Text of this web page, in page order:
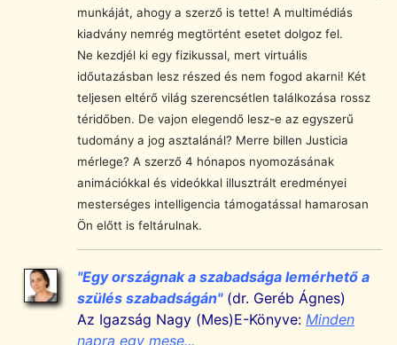
munkáját, ahogy a szerző is tette! A multimédiás
kiadvány nemrég megtörtént esetet dolgoz fel.
Ne kezdjél ki egy fizikussal, mert virtuális
időutazásban lesz részed és nem fogod akarni! Két
teljesen eltérő világ szerencsétlen találkozása rossz
téridőben. De vajon elegendő lesz-e az egyszerű
tudomány a jog asztalánál? Merre billen Justicia
mérlege? A szerző 4 hónapos nyomozásának
animációkkal és videókkal illusztrált eredményei
mesterséges intelligencia támogatással hamarosan
Ön előtt is feltárulnak.
"Egy országnak a szabadsága lemérhető a
szülés szabadságán"(dr. Geréb Ágnes)
Az Igazság Nagy (Mes)E-Könyve: Minden
napra egy mese...